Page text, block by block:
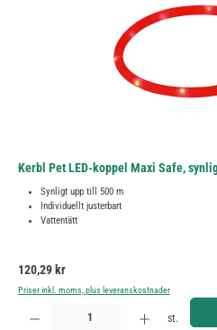
Kerbl Pet LED-koppel Maxi Safe,
Synligt upp till 500 m
Individuellt justerbart
Vattentätt
Ordinarie pris:
120,29 kr
Priser inkl. moms, plus leveranskostnader
Produktkvantitet: Ange önskat belopp eller
st.